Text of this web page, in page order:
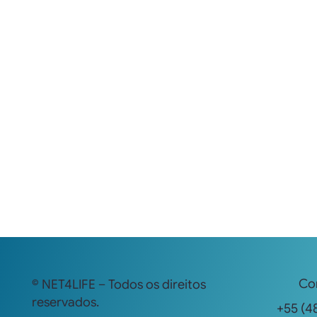
© NET4LIFE – Todos os direitos
reservados.
+55